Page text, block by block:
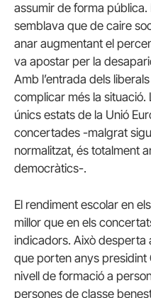
assumir de forma
semblava que de caire
anar augmentant el
va apostar per la
Amb l’entrada dels
complicar més la situació.
únics estats de la Unió
concertades -malgrat
normalitzat, és totalment
democràtics-.
El rendiment escolar en
millor que en els
indicadors. Això desperta
que porten anys presidint
nivell de formació a
persones de classe